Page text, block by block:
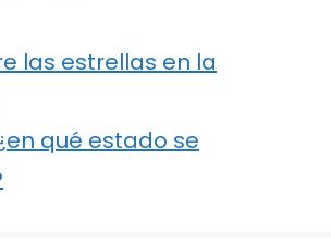
las estrellas en la
qué estado se